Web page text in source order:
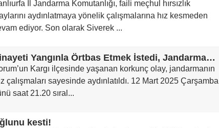
İl Jandarma Komutanlığı, faili meçhul hırsızlık
aydınlatmaya yönelik çalışmalarına hız kesmeden
ediyor. Son olarak Siverek ...
Cinayeti Yangınla Örtbas Etmek İstedi, Jandarmadan Kaçamadı!
Kargı ilçesinde yaşanan korkunç olay, jandarmanın
çalışmaları sayesinde aydınlatıldı. 12 Mart 2025 Çarşamba
saat 21.20 sıral...
kesti!